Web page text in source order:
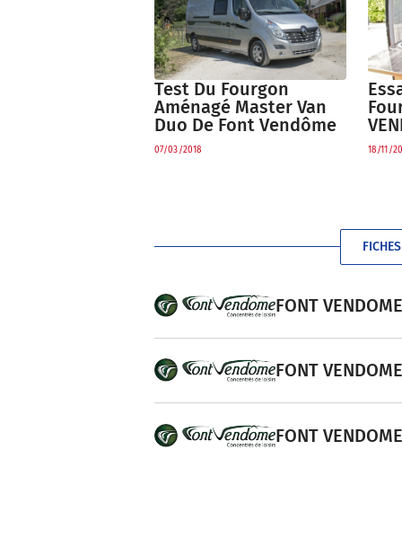
Test Du Fourgon
Aménagé Master Van
Duo De Font Vendôme
07/03/2018 18/11/
FONT
FONT
FONT